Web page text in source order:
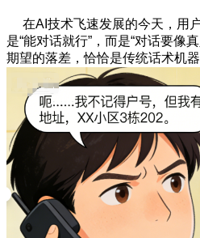
在AI技术飞速发展的今天，用
是“能对话就行”，而是“对话要像
期望的落差，恰恰是传统话术机器